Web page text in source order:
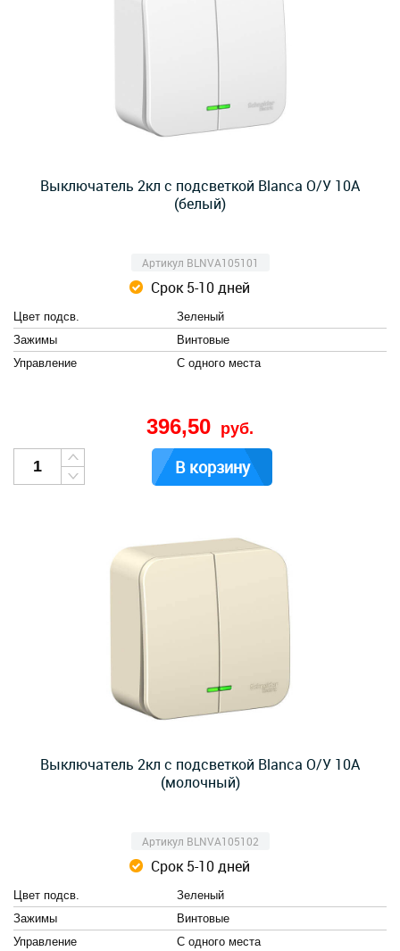
Выключатель 2кл с подсветкой Blanca О/У 10А
(белый)
Артикул BLNVA105101
Срок 5-10 дней
Цвет подсв.
Зеленый
Зажимы
Винтовые
Управление
С одного места
396,50 руб.
В корзину
Выключатель 2кл с подсветкой Blanca О/У 10А
(молочный)
Артикул BLNVA105102
Срок 5-10 дней
Цвет подсв.
Зеленый
Зажимы
Винтовые
Управление
С одного места